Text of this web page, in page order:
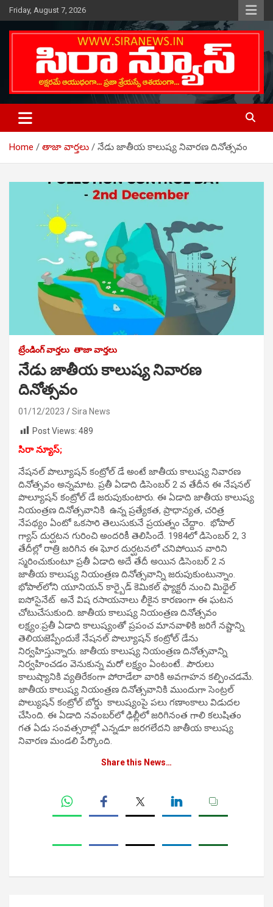
Skip
to
content
Friday, August 7, 2026
SIRA NEWS
Telugu Online News Daily
Home తాజా వార్తలు నేడు జాతీయ కాలుష్య నివారణ దినోత్సవం
ట్రేండింగ్ వార్తలు తాజా వార్తలు
నేడు జాతీయ కాలుష్య నివారణ
దినోత్సవం
01/12/2023
Sira News
Post Views: 489
సిరా న్యూస్;
నేషనల్ పొల్యూషన్ కంట్రోల్ డే అంటే జాతీయ కాలుష్య నివారణ
దినోత్సవం అన్నమాట. ప్రతీ ఏడాది డిసెంబర్ 2 వ తేదీన ఈ నేషనల్
పొల్యూషన్ కంట్రోల్ డే జరుపుకుంటారు. ఈ ఏడాది జాతీయ కాలుష్య
నియంత్రణ దినోత్సవానికి ఉన్న ప్రత్యేకత, ప్రాధాన్యత, చరిత్ర
నేపథ్యం ఏంటో ఒకసారి తెలుసుకునే ప్రయత్నం చేద్దాం. భోపాల్
గ్యాస్ దుర్ఘటన గురించి అందరికీ తెలిసిందే. 1984లో డిసెంబర్ 2, 3
తేదీల్లో రాత్రి జరిగిన ఈ ఘోర దుర్ఘటనలో చనిపోయిన వారిని
స్మరించుకుంటూ ప్రతీ ఏడాది అదే తేదీ అయిన డిసెంబర్ 2 న
జాతీయ కాలుష్య నియంత్రణ దినోత్సవాన్ని జరుపుకుంటున్నాం.
భోపాల్‌లోని యూనియన్ కార్బైడ్ కెమికల్ ఫ్యాక్టరీ నుంచి మిథైల్
ఐసోసైనేట్ అనే విష రసాయనాలు లీకైన కారణంగా ఈ ఘటన
చోటుచేసుకుంది. జాతీయ కాలుష్య నియంత్రణ దినోత్సవం
లక్ష్యం:ప్రతీ ఏడాది కాలుష్యంతో ప్రపంచ మానవాళికి జరిగే నష్టాన్ని
తెలియజెప్పేందుకే నేషనల్ పొల్యూషన్ కంట్రోల్ డేను
నిర్వహిస్తున్నారు. జాతీయ కాలుష్య నియంత్రణ దినోత్సవాన్ని
నిర్వహించడం వెనుకున్న మరో లక్ష్యం ఏంటంటే.. పౌరులు
కాలుష్యానికి వ్యతిరేకంగా పోరాడేలా వారికి అవగాహన కల్పించడమే.
జాతీయ కాలుష్య నియంత్రణ దినోత్సవానికి ముందుగా సెంట్రల్
పొల్యుషన్ కంట్రోల్ బోర్డు కాలుష్యంపై పలు గణాంకాలు విడుదల
చేసింది. ఈ ఏడాది నవంబర్‌లో ఢిల్లీలో జరిగినంత గాలి కలుషితం
గత ఏడు సంవత్సరాల్లో ఎన్నడూ జరగలేదని జాతీయ కాలుష్య
నివారణ మండలి పేర్కొంది.
Share this News…